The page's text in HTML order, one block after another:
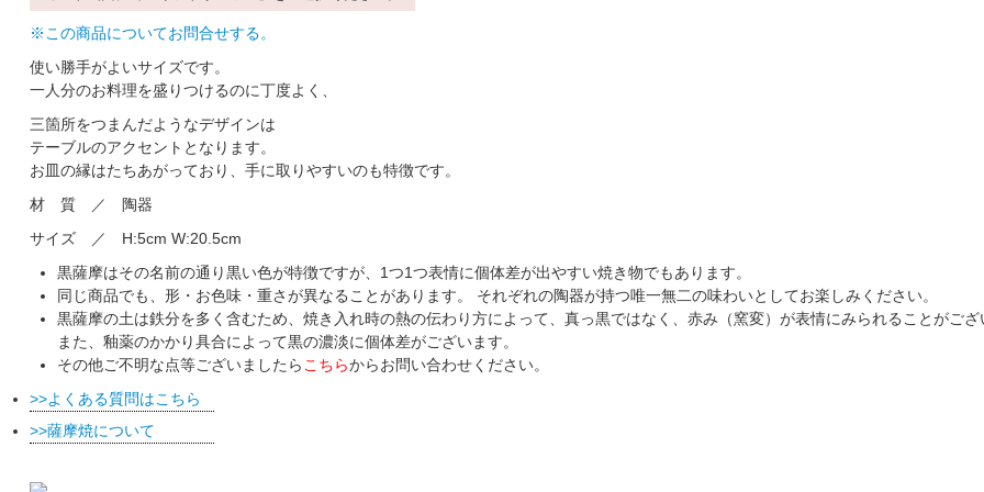
※この商品についてお問合せする。
使い勝手がよいサイズです。
一人分のお料理を盛りつけるのに丁度よく、
三箇所をつまんだようなデザインは
テーブルのアクセントとなります。
お皿の縁はたちあがっており、手に取りやすいのも特徴です。
材 質 ／ 陶器
サイズ ／ H:5cm W:20.5cm
黒薩摩はその名前の通り黒い色が特徴ですが、1つ1つ表情に個体差が出やすい焼き物でもあります。
同じ商品でも、形・お色味・重さが異なることがあります。 それぞれの陶器が持つ唯一無二の味わいとしてお楽しみください。
黒薩摩の土は鉄分を多く含むため、焼き入れ時の熱の伝わり方によって、真っ黒ではなく、赤み（窯変）が表情にみられることがござ
また、釉薬のかかり具合によって黒の濃淡に個体差がございます。
その他ご不明な点等ございましたら こちらからお問い合わせください。
よくある質問はこちら
薩摩焼について